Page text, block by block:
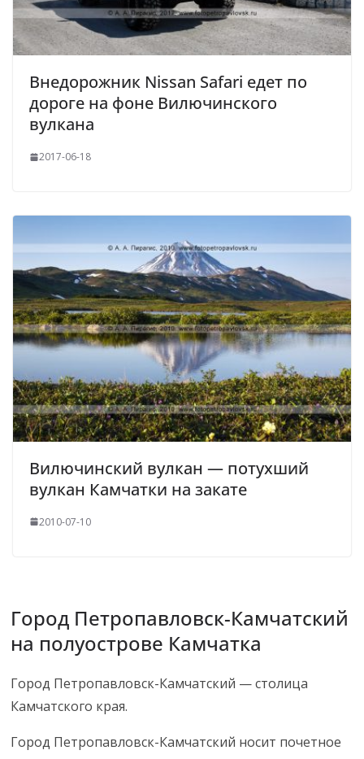
Внедорожник Nissan Safari едет по
дороге на фоне Вилючинского
вулкана
2017-06-18
Вилючинский вулкан — потухший
вулкан Камчатки на закате
2010-07-10
Город Петропавловск-Камчатский
на полуострове Камчатка
Город Петропавловск-Камчатский — столица
Камчатского края.
Город Петропавловск-Камчатский носит почетное